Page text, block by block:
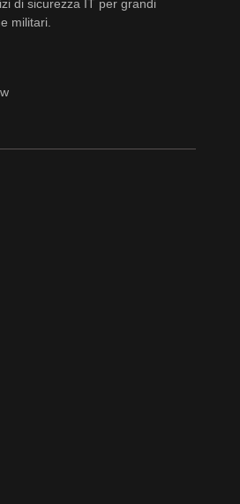
di sicurezza IT per grandi
militari.